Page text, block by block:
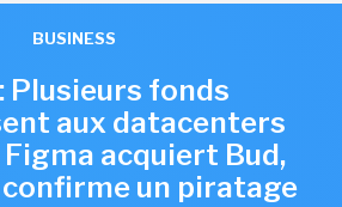
BUSINESS
Plusieurs fonds
aux datacenters
acquiert Bud,
un piratage